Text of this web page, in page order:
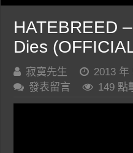
HATEBREED
Dies
寂寞先生 2013 年
發表留言
149 點